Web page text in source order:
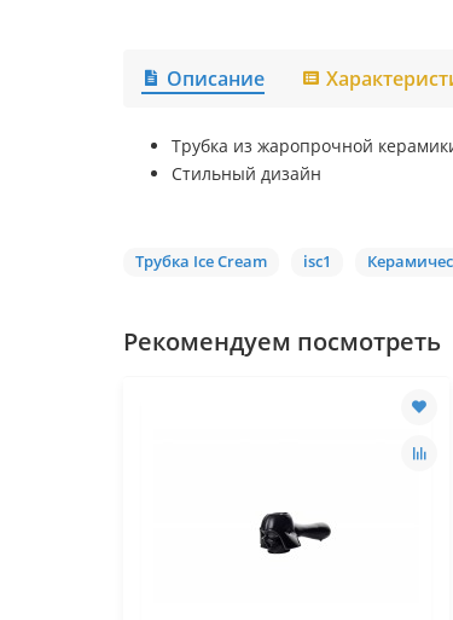
Описание
Трубка из жаропрочной
Стильный дизайн
Трубка Ice Cream isc1
Рекомендуем посмотреть